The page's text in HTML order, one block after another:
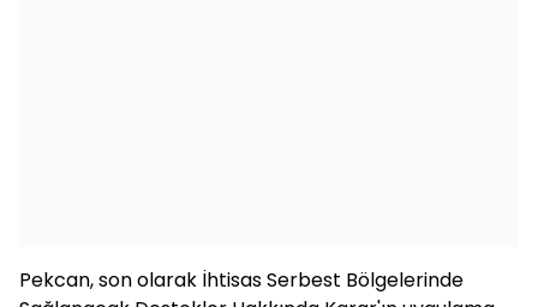
Pekcan, son olarak İhtisas Serbest Bölgelerinde